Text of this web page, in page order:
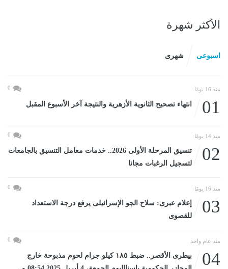
الأكثر شهرة
اسبوعى شهرى
منذ 16 يومًا 0
01 انتهاء تصحيح الثانوية الأزهرية والنتيجة آخر الأسبوع المقبل
منذ 14 يومًا 0
02
تنسيق المرحلة الأولى 2026.. خدمات معامل التنسيق بالجامعات
لتسجيل الرغبات مجانا
منذ 16 يومًا 0
03
إعلام عبرى: سلاح الجو الإسرائيلى يرفع درجة الاستعداد
للقصوى
منذ عام واحد 0
04
بيطرى الأقصر.. ضبط ١٨٥ كيلو جرام لحوم مذبوحة خارج